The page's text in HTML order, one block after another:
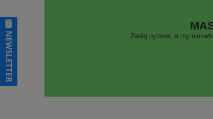
Zadaj pytanie, a my